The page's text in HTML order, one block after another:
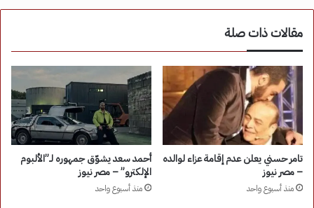
مقالات ذات صلة
تامر حسني يعلن عدم إقامة عزاء لوالده
– مصر نيوز
منذ أسبوع واحد
أحمد سعد يشوّق جمهوره لـ”الألبوم
الإلكترو” – مصر نيوز
منذ أسبوع واحد